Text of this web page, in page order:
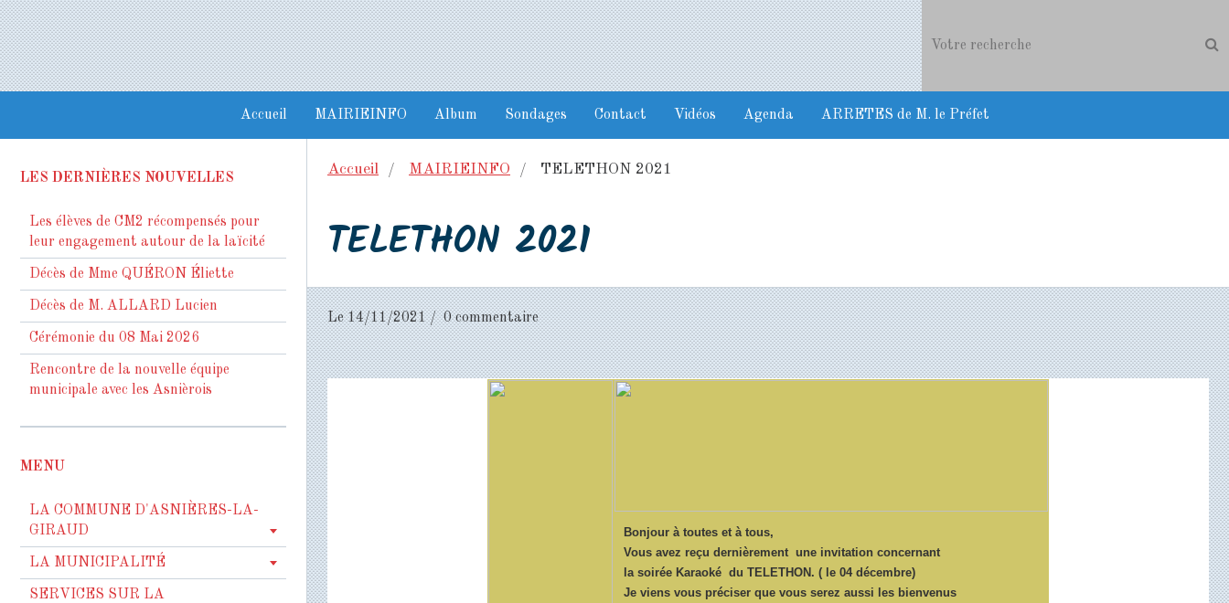
Accueil MAIRIEINFO Album Sondages Contact Vidéos Agenda ARRETES de M. le Préfet
Accueil MAIRIEINFO TELETHON 2021
TELETHON 2021
Le 14/11/2021 0 commentaire
Bonjour à toutes et à tous,
Vous avez reçu dernièrement une invitation concernant
la soirée Karaoké du TELETHON. ( le 04 décembre)
Je viens vous préciser que vous serez aussi les bienvenus
LES DERNIÈRES NOUVELLES
Les élèves de CM2 récompensés pour
leur engagement autour de la laïcité
Décès de Mme QUÉRON Éliette
Décès de M. ALLARD Lucien
Cérémonie du 08 Mai 2026
Rencontre de la nouvelle équipe
municipale avec les Asnièrois
MENU
LA COMMUNE D'ASNIÈRES-LA-
GIRAUD
LA MUNICIPALITÉ
SERVICES SUR LA